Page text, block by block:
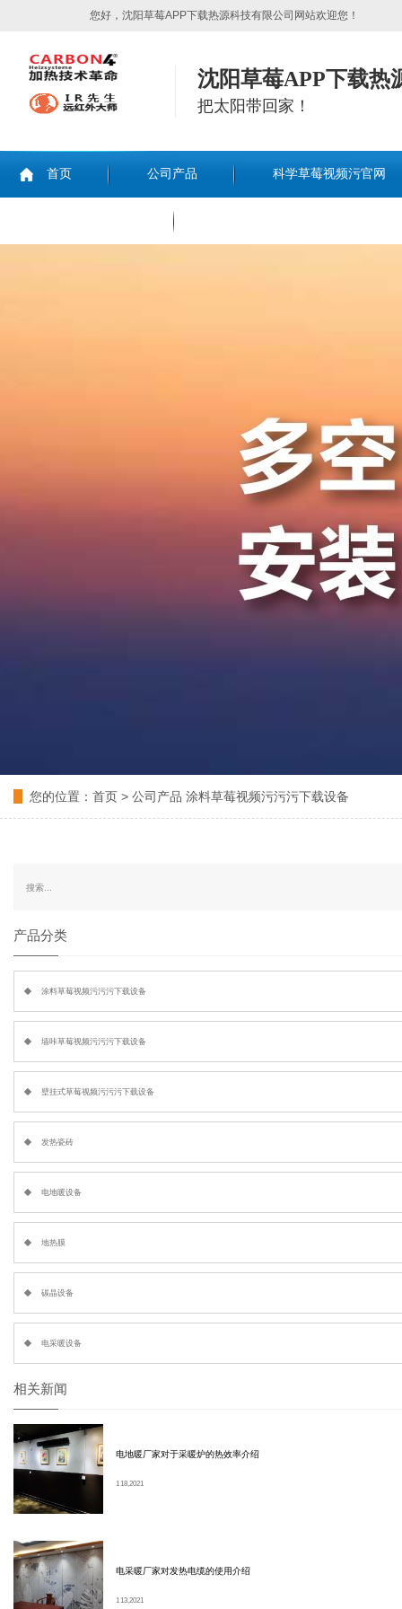
您好，沈阳草莓APP下载热源科技有限公司网站欢迎您！
沈阳草莓APP下载热
把太阳带回家！
首页 公司产品 科学草莓视频污官网
您的位置： 首页 > 公司产品 涂料草莓视频污污污下载设备
产品分类
涂料草莓视频污污污下载设备
墙咔草莓视频污污污下载设备
壁挂式草莓视频污污污下载设备
发热瓷砖
电地暖设备
地热膜
碳晶设备
电采暖设备
相关新闻
电地暖厂家对于采暖炉的热效率介绍
1 18, 2021
电采暖厂家对发热电缆的使用介绍
1 13, 2021